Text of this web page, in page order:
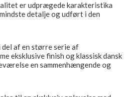
er udprægede karakteristika
detalje og udført i den
del af en større serie af
eksklusive finish og klassisk dansk
en sammenhængende og